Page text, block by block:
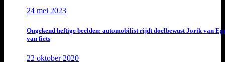
24 mei 2023
Ongekend heftige beelden: automobilist rijdt doelbewust Jorik van
van fiets
22 oktober 2020